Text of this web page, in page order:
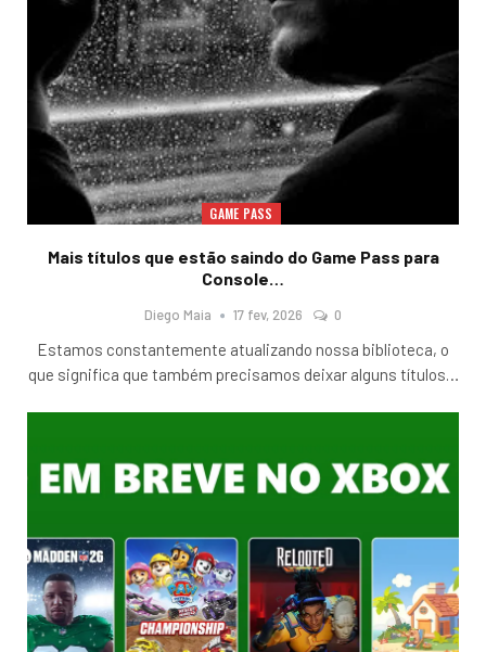
GAME PASS
Mais títulos que estão saindo do Game Pass para
Console…
Diego Maia 17 fev, 2026 0
Estamos constantemente atualizando nossa biblioteca, o
que significa que também precisamos deixar alguns títulos…